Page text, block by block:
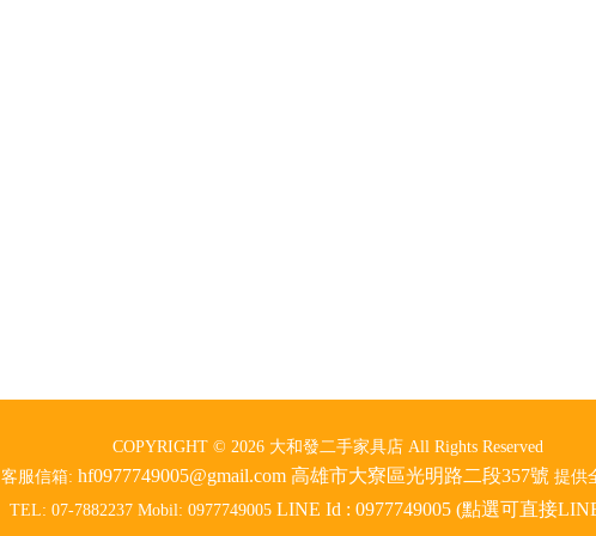
COPYRIGHT © 2026 大和發二手家具店 All Rights Reserved
客服信箱: hf0977749005@gmail.com 高雄市大寮區光明路二段357號 提供
TEL: 07-7882237 Mobil: 0977749005 LINE Id : 0977749005 (點選可直接